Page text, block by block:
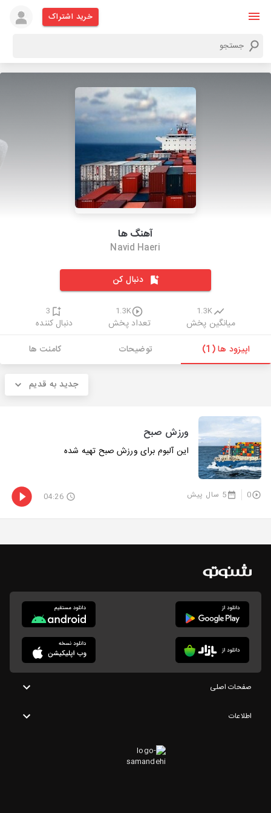
خرید اشتراک
آهنگ ها
Navid Haeri
دنبال کن
1.3K
میانگین پخش
1.3K
تعداد پخش
3
دنبال کننده
اپیزود ها (1)
توضیحات کامنت ها
جدید به قدیم
ورزش صبح
این آلبوم برای ورزش صبح تهیه شده
0 5 سال پیش 04:26
صفحات اصلی
اطلاعات